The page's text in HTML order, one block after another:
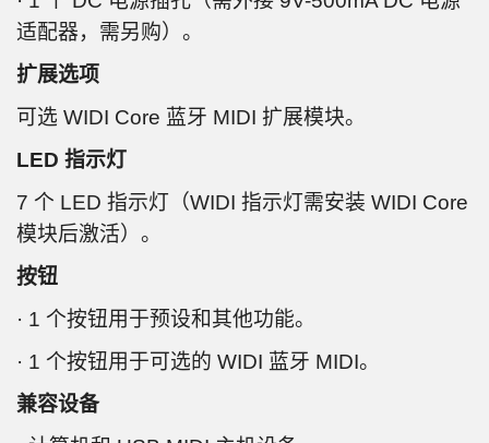
适配器，需另购）。
扩展选项
可选 WIDI Core 蓝牙 MIDI 扩展模块。
LED 指示灯
7 个 LED 指示灯（WIDI 指示灯需安装 WIDI Core
模块后激活）。
按钮
· 1 个按钮用于预设和其他功能。
· 1 个按钮用于可选的 WIDI 蓝牙 MIDI。
兼容设备